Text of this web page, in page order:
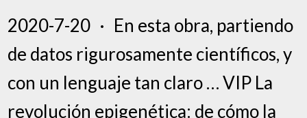
2020-7-20 · En esta obra, partiendo
de datos rigurosamente científicos, y
con un lenguaje tan claro … VIP La
revolución epigenética: de cómo la